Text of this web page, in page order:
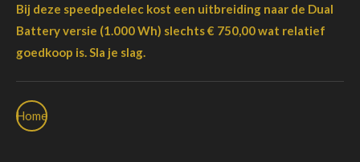
Bij deze speedpedelec kost een uitbreiding naar de Dual
Battery versie (1.000 Wh) slechts € 750,00 wat relatief
goedkoop is. Sla je slag.
Home